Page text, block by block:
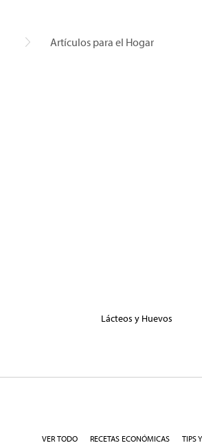
Artículos para el Hogar
Lácteos y Huevos
VER TODO RECETAS ECONÓMICAS TIPS